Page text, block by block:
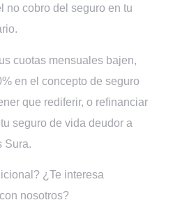
no cobro del seguro en tu
cuotas mensuales bajen,
en el concepto de seguro
que rediferir, o refinanciar
seguro de vida deudor a
Sura.
¿Te interesa
nosotros?